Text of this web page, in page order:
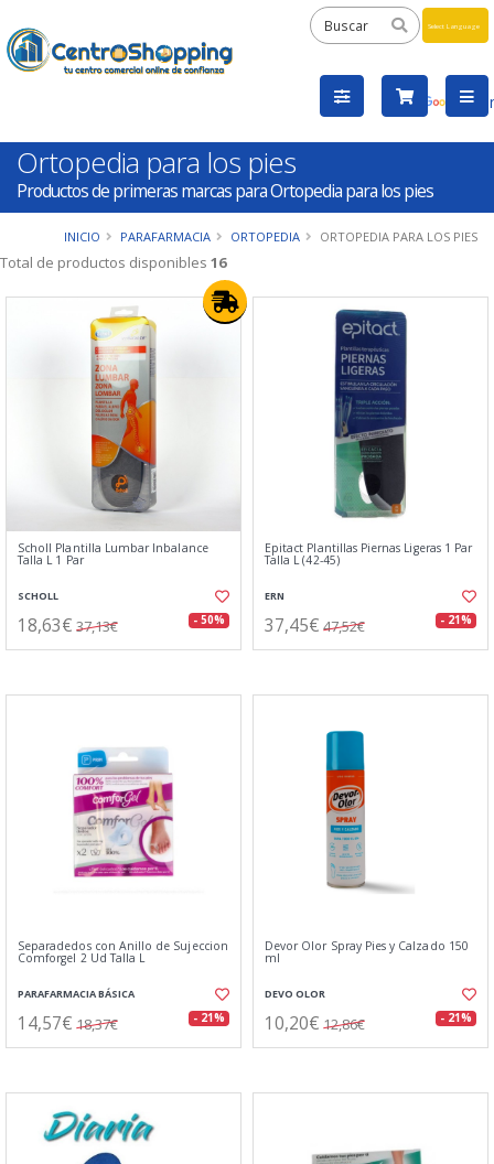
by
Ortopedia para los pies
Productos de primeras marcas para Ortopedia para los pies
INICIO PARAFARMACIA ORTOPEDIA ORTOPEDIA PARA LOS PIES
Total de productos disponibles 16
Scholl Plantilla Lumbar Inbalance
Talla L 1 Par
SCHOLL
18,63€ 37,13€ - 50%
Epitact Plantillas Piernas Ligeras 1 Par
Talla L (42-45)
ERN
37,45€ 47,52€ - 21%
Separadedos con Anillo de Sujeccion
Comforgel 2 Ud Talla L
PARAFARMACIA BÁSICA
14,57€ 18,37€ - 21%
Devor Olor Spray Pies y Calzado 150
ml
DEVO OLOR
10,20€ 12,86€ - 21%